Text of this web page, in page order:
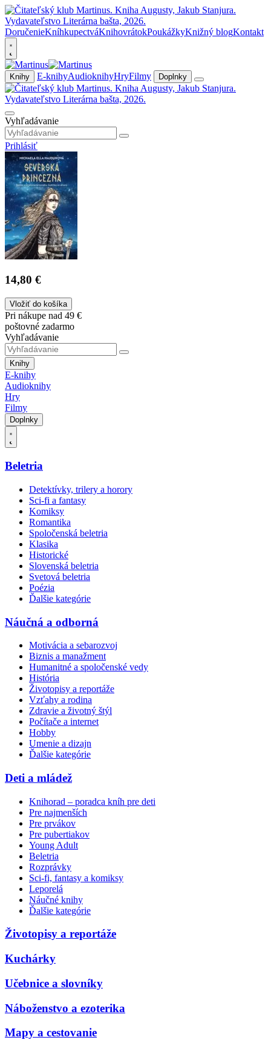
DoručenieKníhkupectváKnihovrátokPoukážkyKnižný blogKontakt
Knihy E-knihyAudioknihyHryFilmy Doplnky
Vyhľadávanie
Prihlásiť
14,80 €
Vložiť do košíka
Pri nákupe nad 49 €
poštovné zadarmo
Vyhľadávanie
Knihy
E-knihy
Audioknihy
Hry
Filmy
Doplnky
Beletria
Detektívky, trilery a horory
Sci-fi a fantasy
Komiksy
Romantika
Spoločenská beletria
Klasika
Historické
Slovenská beletria
Svetová beletria
Poézia
Ďalšie kategórie
Náučná a odborná
Motivácia a sebarozvoj
Biznis a manažment
Humanitné a spoločenské vedy
História
Životopisy a reportáže
Vzťahy a rodina
Zdravie a životný štýl
Počítače a internet
Hobby
Umenie a dizajn
Ďalšie kategórie
Deti a mládež
Knihorad – poradca kníh pre deti
Pre najmenších
Pre prvákov
Pre pubertiakov
Young Adult
Beletria
Rozprávky
Sci-fi, fantasy a komiksy
Leporelá
Náučné knihy
Ďalšie kategórie
Životopisy a reportáže
Kuchárky
Učebnice a slovníky
Náboženstvo a ezoterika
Mapy a cestovanie